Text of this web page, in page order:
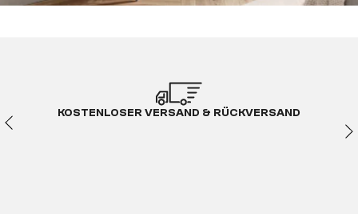
KOSTENLOSER VERSAND & RÜCKVERSAND